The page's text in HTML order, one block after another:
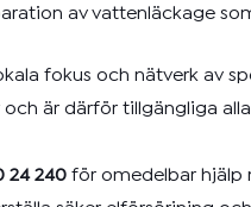
av vattenläckage
fokus och nätverk av
är därför tillgängliga
24 240 för omedelbar hjälp